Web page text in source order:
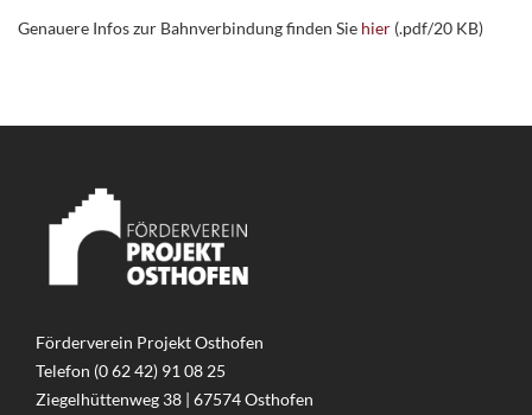
Genauere Infos zur Bahnverbindung finden Sie hier (.pdf/20 KB)
Förderverein Projekt Osthofen
Telefon (0 62 42) 91 08 25
Ziegelhüttenweg 38 | 67574 Osthofen